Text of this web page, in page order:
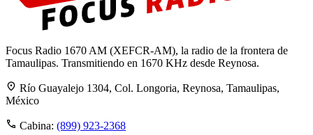
Focus Radio 1670 AM (XEFCR-AM), la radio de la frontera de
Tamaulipas. Transmitiendo en 1670 KHz desde Reynosa.
Río Guayalejo 1304, Col. Longoria, Reynosa, Tamaulipas,
México
Cabina: (899) 923-2368